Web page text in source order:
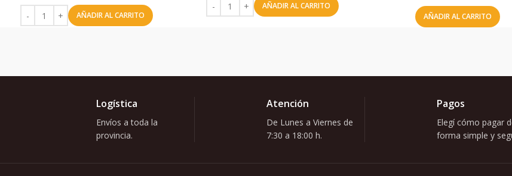
AÑADIR AL CARRITO
AÑADIR AL CARRITO
AÑADIR AL CARRITO
Logística
Envíos a toda la
provincia.
Atención
De Lunes a Viernes de
7:30 a 18:00 h.
Pagos
Elegí cómo pagar
forma simple y